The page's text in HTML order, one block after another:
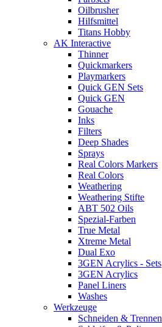
Oilbrusher
Hilfsmittel
Titans Hobby
AK Interactive
Thinner
Quickmarkers
Playmarkers
Quick GEN Sets
Quick GEN
Gouache
Inks
Filters
Deep Shades
Sprays
Real Colors Markers
Real Colors
Weathering
Weathering Stifte
ABT 502 Oils
Spezial-Farben
True Metal
Xtreme Metal
Dual Exo
3GEN Acrylics - Sets
3GEN Acrylics
Panel Liners
Washes
Werkzeuge
Schneiden & Trennen